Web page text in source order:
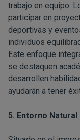
trabajo en equipo.
participar en
deportivas y
individuos
Este enfoque
se destaquen
desarrollen
ayudarán a tener
5. Entorno Natural